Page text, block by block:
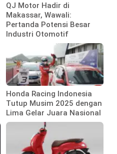
QJ Motor Hadir di
Makassar, Wawali:
Pertanda Potensi Besar
Industri Otomotif
Honda Racing Indonesia
Tutup Musim 2025 dengan
Lima Gelar Juara Nasional